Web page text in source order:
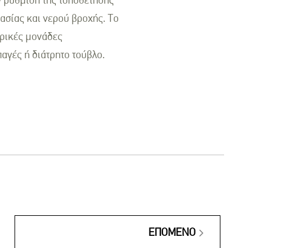
και νερού βροχής. Το
μονάδες
ή διάτρητο τούβλο.
ΕΠΌΜΕΝΟ